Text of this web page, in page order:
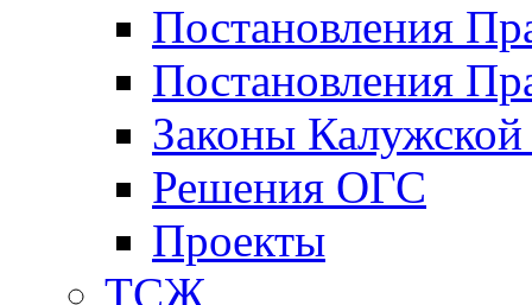
Постановления
Постановления
Законы Калужской
Решения ОГС
Проекты
ТСЖ